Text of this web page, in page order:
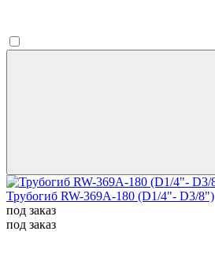
Трубогиб RW-369A-180 (D1/4"- D3/8")
под заказ
под заказ